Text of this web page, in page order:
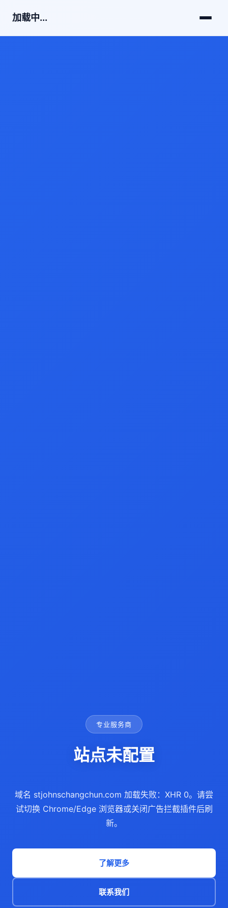
加载中...
专业服务商
站点未配置
域名 stjohnschangchun.com 加载失败：XHR 0。请尝
试切换 Chrome/Edge 浏览器或关闭广告拦截插件后刷
新。
了解更多
联系我们